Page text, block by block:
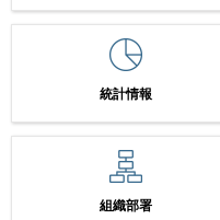
統計情報
組織部署